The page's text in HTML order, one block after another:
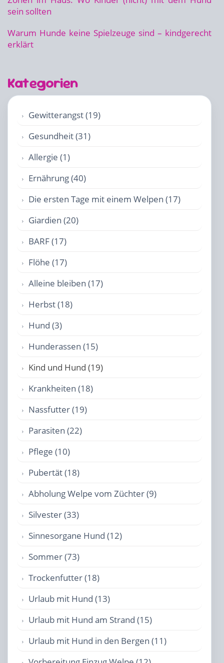
sein sollten
Warum Hunde keine Spielzeuge sind – kindgerecht
erklärt
Kategorien
Gewitterangst (19)
Gesundheit (31)
Allergie (1)
Ernährung (40)
Die ersten Tage mit einem Welpen (17)
Giardien (20)
BARF (17)
Flöhe (17)
Alleine bleiben (17)
Herbst (18)
Hund (3)
Hunderassen (15)
Kind und Hund (19)
Krankheiten (18)
Nassfutter (19)
Parasiten (22)
Pflege (10)
Pubertät (18)
Abholung Welpe vom Züchter (9)
Silvester (33)
Sinnesorgane Hund (12)
Sommer (73)
Trockenfutter (18)
Urlaub mit Hund (13)
Urlaub mit Hund am Strand (15)
Urlaub mit Hund in den Bergen (11)